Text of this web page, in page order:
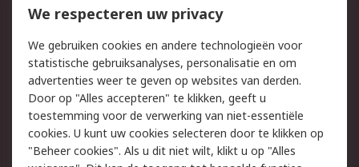
Bestellen
Inkoopoplossingen
Track & Trace
Wettelijk
Cookiebeleid
Email veiligheid
Privacybeleid
Websitevoorwaarden
We respecteren uw privacy
We gebruiken cookies en andere technologieën voor
statistische gebruiksanalyses, personalisatie en om
advertenties weer te geven op websites van derden.
Door op "Alles accepteren" te klikken, geeft u
toestemming voor de verwerking van niet-essentiële
cookies. U kunt uw cookies selecteren door te klikken op
"Beheer cookies". Als u dit niet wilt, klikt u op "Alles